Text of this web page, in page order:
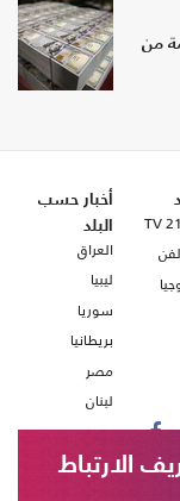
من
أخبار حسب
البلد
العراق
ليبيا
سوريا
بريطانيا
مصر
لبنان
الارتباط